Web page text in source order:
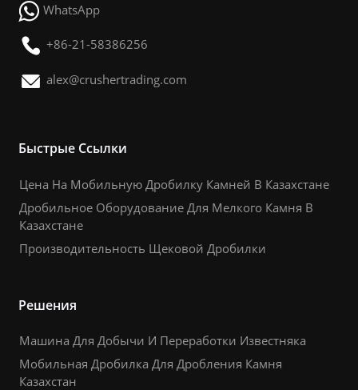
WhatsApp
+86-21-58386256
alex@crushertrading.com
Быстрые Ссылки
Цена На Мобильную Дробилку Камней В Казахстане
Дробильное Оборудование Для Мелкого Камня В
Казахстане
Производительность Щековой Дробилки
Решения
Машина Для Добычи И Переработки Известняка
Мобильная Дробилка Для Дробления Камня
Казахстан